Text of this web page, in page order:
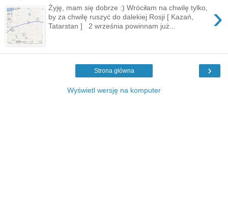
›
Żyję, mam się dobrze :) Wróciłam na chwilę tylko,
by za chwilę ruszyć do dalekiej Rosji [ Kazań,
Tatarstan ] 2 września powinnam już...
›
Strona główna
Wyświetl wersję na komputer